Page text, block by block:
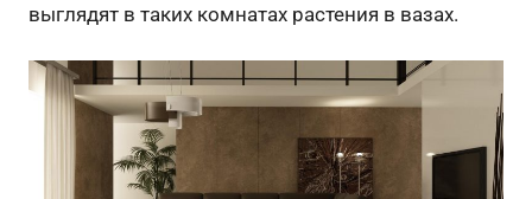
выглядят в таких комнатах растения в вазах.